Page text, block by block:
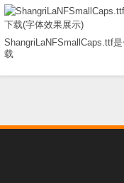
ShangriLaNFSmallCaps.ttf
载